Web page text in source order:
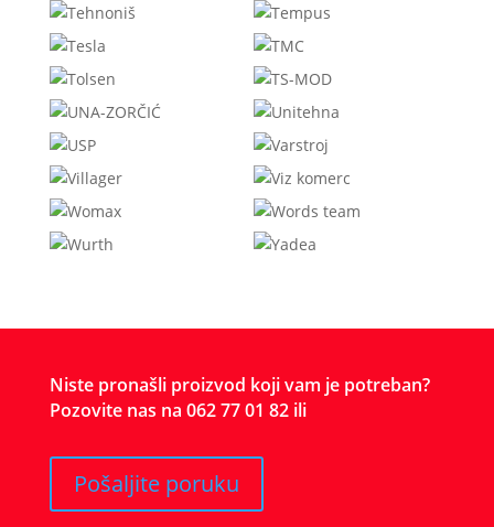
Niste pronašli proizvod koji vam je potreban?
Pozovite nas na 062 77 01 82 ili
Pošaljite poruku